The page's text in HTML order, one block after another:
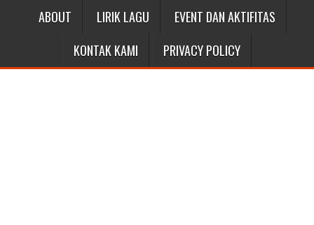
ABOUT LIRIK LAGU
EVENT DAN AKTIFITAS
KONTAK KAMI
PRIVACY POLICY